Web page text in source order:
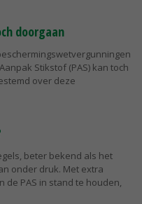
doorgaan
Stikstof (PAS) kan toch
over deze
beter bekend als het
onder druk. Met extra
de PAS in stand te houden,